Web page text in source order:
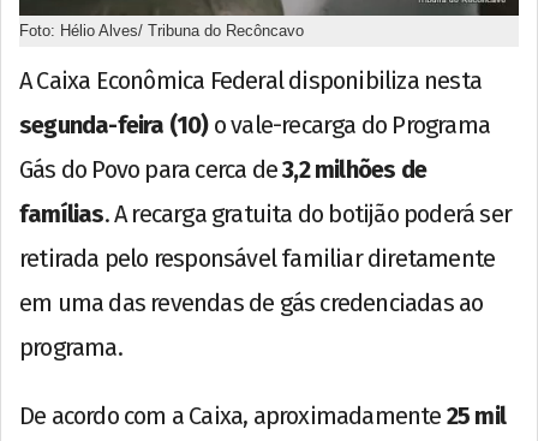
Foto: Hélio Alves/ Tribuna do Recôncavo
A Caixa Econômica Federal disponibiliza nesta
segunda-feira (10)o vale-recarga do Programa
Gás do Povo para cerca de3,2 milhões de
famílias. A recarga gratuita do botijão poderá ser
retirada pelo responsável familiar diretamente
em uma das revendas de gás credenciadas ao
programa.
De acordo com a Caixa, aproximadamente 25 mil